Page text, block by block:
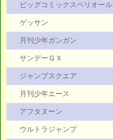
ビッグコミックスペリオール
ゲッサン
月刊少年ガンガン
サンデーＧＸ
ジャンプスクエア
月刊少年エース
アフタヌーン
ウルトラジャンプ